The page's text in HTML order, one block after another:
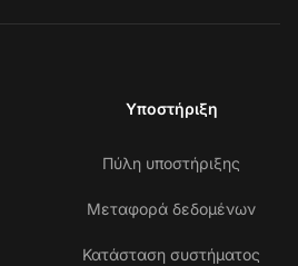
Υποστήριξη
Πύλη υποστήριξης
Μεταφορά δεδομένων
Κατάσταση συστήματος